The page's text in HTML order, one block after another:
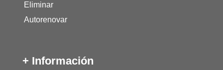
Eliminar
Autorenovar
+ Información